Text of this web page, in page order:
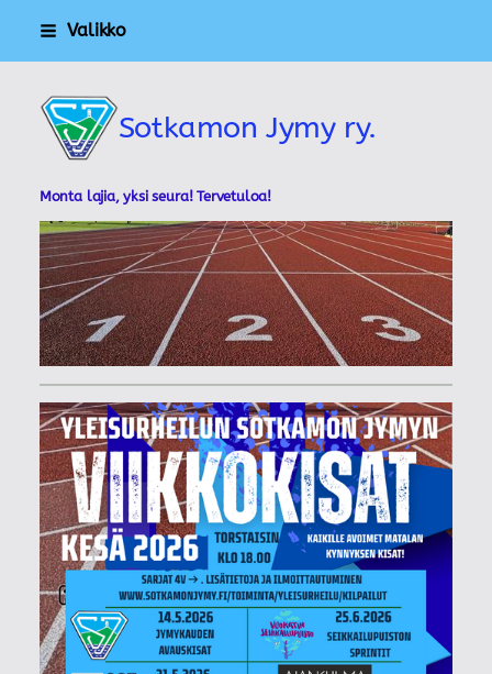
Siirry
Valikko
Sotkamon Jymy ry.
Monta lajia, yksi seura! Tervetuloa!